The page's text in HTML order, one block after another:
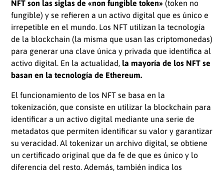
NFT son las siglas de «non fungible token» (token no
fungible) y se refieren a un activo digital que es único e
irrepetible en el mundo. Los NFT utilizan la tecnología
de la blockchain (la misma que usan las criptomonedas)
para generar una clave única y privada que identifica al
activo digital. En la actualidad, la mayoría de los NFT se
basan en la tecnología de Ethereum.
El funcionamiento de los NFT se basa en la
tokenización, que consiste en utilizar la blockchain para
identificar a un activo digital mediante una serie de
metadatos que permiten identificar su valor y garantizar
su veracidad. Al tokenizar un archivo digital, se obtiene
un certificado original que da fe de que es único y lo
diferencia del resto. Además, también indica los